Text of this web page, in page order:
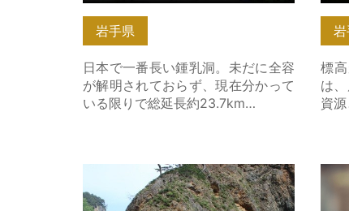
岩手県
日本で一番長い鍾乳洞。未だに全容
が解明されておらず、現在分かって
いる限りで総延長約23.7km…
標
は
資
みちのく潮風トレイルガイド の詳細
ゆめ